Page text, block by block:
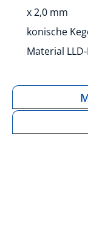
x 2,0 mm
konische
Material